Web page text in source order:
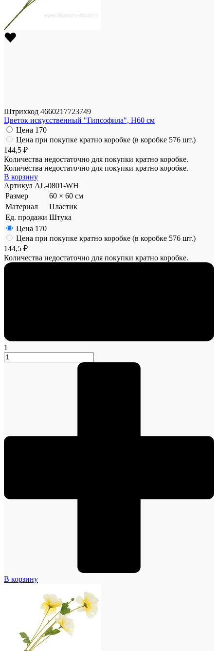
Штрихкод 4660217723749
Цветок искусственный "Гипсофила", H60 см
Цена 170
Цена при покупке кратно коробке (в коробке 576 шт.)
144,5 ₽
Количества недостаточно для покупки кратно коробке.
Количества недостаточно для покупки кратно коробке.
В корзину
Артикул AL-0801-WH
Размер
60 × 60 см
Материал
Пластик
Ед. продажи Штука
Цена 170
Цена при покупке кратно коробке (в коробке 576 шт.)
144,5 ₽
Количества недостаточно для покупки кратно коробке.
1
В корзину